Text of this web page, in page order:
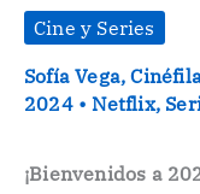
Cine y Series
Sofía Vega,
2024 •Netflix,
¡Bienvenidos a